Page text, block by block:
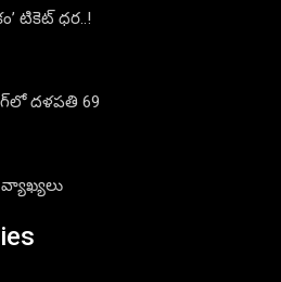
టికెట్ ధర..!
దళపతి 69